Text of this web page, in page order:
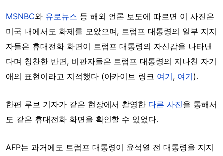
MSNBC와 유로뉴스 등 해외 언론 보도에 따르면 이 사진은
미국 내에서도 화제를 모았으며, 트럼프 대통령의 일부 지지
자들은 휴대전화 화면이 트럼프 대통령의 자신감을 나타낸
다며 칭찬한 반면, 비판자들은 트럼프 대통령의 지나친 자기
애의 표현이라고 지적했다 (아카이브 링크 여기, 여기).
한편 루브 기자가 같은 현장에서 촬영한 다른 사진을 통해서
도 같은 휴대전화 화면을 확인할 수 있었다.
AFP는 과거에도 트럼프 대통령이 윤석열 전 대통령을 지지